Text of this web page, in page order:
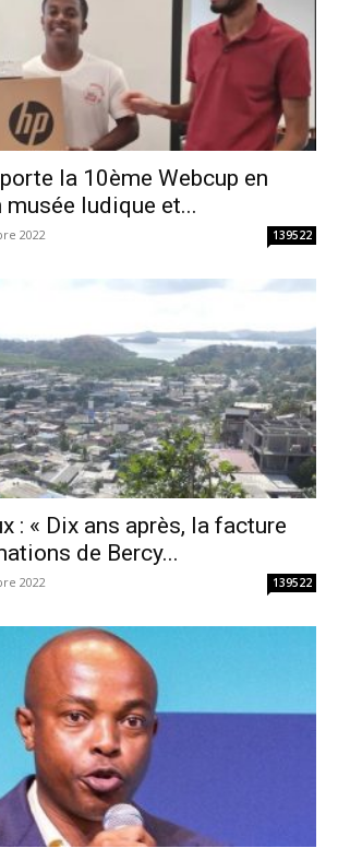
la 10ème Webcup en
musée ludique et...
2022 139522
: « Dix ans après, la facture
de Bercy...
2022 139522